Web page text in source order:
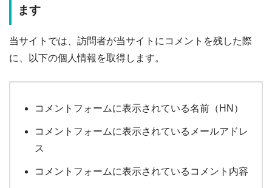
ます
当サイトでは、訪問者が当サイトにコメントを残した際
に、以下の個人情報を取得します。
コメントフォームに表示されている名前（HN）
コメントフォームに表示されているメールアドレ
ス
コメントフォームに表示されているコメント内容